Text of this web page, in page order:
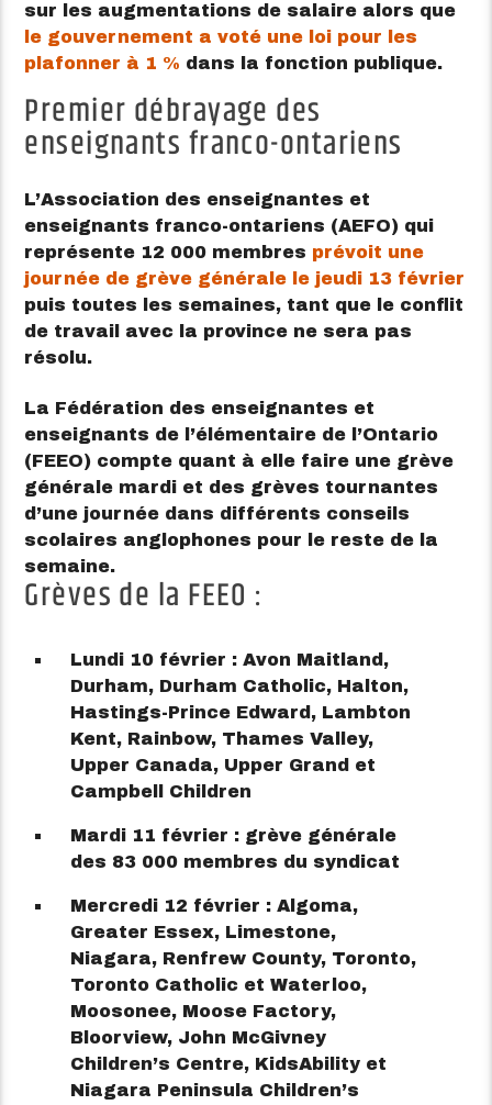
sur les augmentations de salaire alors que
le gouvernement a voté une loi pour les
plafonner à 1 % dans la fonction publique.
Premier débrayage des
enseignants franco-ontariens
L’Association des enseignantes et
enseignants franco-ontariens (AEFO) qui
représente 12 000 membres prévoit une
journée de grève générale le jeudi 13 février
puis toutes les semaines, tant que le conflit
de travail avec la province ne sera pas
résolu.
La Fédération des enseignantes et
enseignants de l’élémentaire de l’Ontario
(FEEO) compte quant à elle faire une grève
générale mardi et des grèves tournantes
d’une journée dans différents conseils
scolaires anglophones pour le reste de la
semaine.
Grèves de la FEEO :
Lundi 10 février : Avon Maitland,
Durham, Durham Catholic, Halton,
Hastings-Prince Edward, Lambton
Kent, Rainbow, Thames Valley,
Upper Canada, Upper Grand et
Campbell Children
Mardi 11 février : grève générale
des 83 000 membres du syndicat
Mercredi 12 février : Algoma,
Greater Essex, Limestone,
Niagara, Renfrew County, Toronto,
Toronto Catholic et Waterloo,
Moosonee, Moose Factory,
Bloorview, John McGivney
Children’s Centre, KidsAbility et
Niagara Peninsula Children’s